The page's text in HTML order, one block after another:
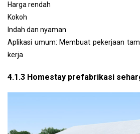
Harga rendah
Kokoh
Indah dan nyaman
Aplikasi umum: Membuat pekerjaan
kerja
4.1.3 Homestay prefabrikasi